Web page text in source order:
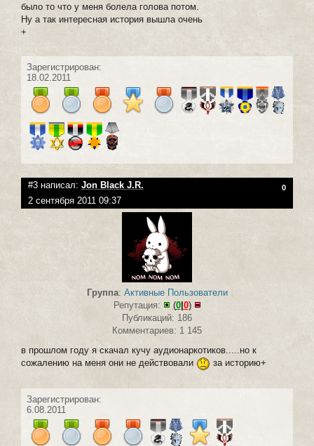
было то что у меня болела голова потом.
Ну а так интересная история вышла очень
+
Зарегистрирован:
18.02.2011
#3 написал: Jon Black J.R. 0
2 сентября 2011 09:37
Группа: Активные Пользователи
Репутация:
(0| 0)
Публикаций: 186
Комментариев: 1 145
в прошлом году я скачал кучу аудионаркотиков.....но к
сожалению на меня они не действовали
за историю+
Зарегистрирован:
6.08.2011